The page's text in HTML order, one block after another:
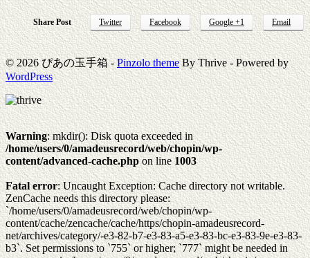
Share Post Twitter Facebook Google +1 Email
© 2026 ぴあの玉手箱 -Pinzolo themeBy Thrive - Powered by
WordPress
Warning: mkdir(): Disk quota exceeded in
/home/users/0/amadeusrecord/web/chopin/wp-
content/advanced-cache.phpon line1003
Fatal error: Uncaught Exception: Cache directory not writable.
ZenCache needs this directory please:
`/home/users/0/amadeusrecord/web/chopin/wp-
content/cache/zencache/cache/https/chopin-amadeusrecord-
net/archives/category/-e3-82-b7-e3-83-a5-e3-83-bc-e3-83-9e-e3-83-
b3`. Set permissions to `755` or higher; `777` might be needed in